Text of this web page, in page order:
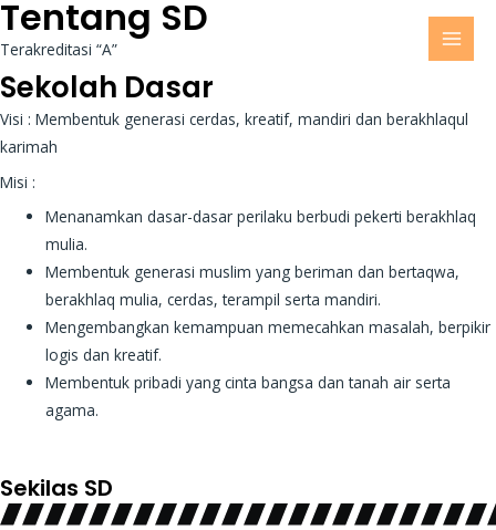
Tentang SD
Terakreditasi “A”
Sekolah Dasar
Visi : Membentuk generasi cerdas, kreatif, mandiri dan berakhlaqul
karimah
Misi :
Menanamkan dasar-dasar perilaku berbudi pekerti berakhlaq
mulia.
Membentuk generasi muslim yang beriman dan bertaqwa,
berakhlaq mulia, cerdas, terampil serta mandiri.
Mengembangkan kemampuan memecahkan masalah, berpikir
logis dan kreatif.
Membentuk pribadi yang cinta bangsa dan tanah air serta
agama.
Sekilas SD